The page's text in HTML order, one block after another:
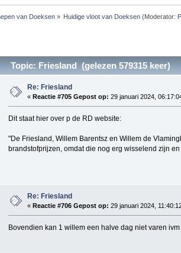
van Doeksen» Huidige vloot van Doeksen (Moderator:
Topic: Friesland (gelezen 579315 keer)
Re: Friesland
« Reactie #705 Gepost op: 29 januari 2024,
Dit staat hier over p de RD website:
"De Friesland, Willem Barentsz en Willem de
brandstofprijzen, omdat die nog erg wisselend zijn
Re: Friesland
« Reactie #706 Gepost op: 29 januari 2024,
Bovendien kan 1 willem een halve dag niet varen